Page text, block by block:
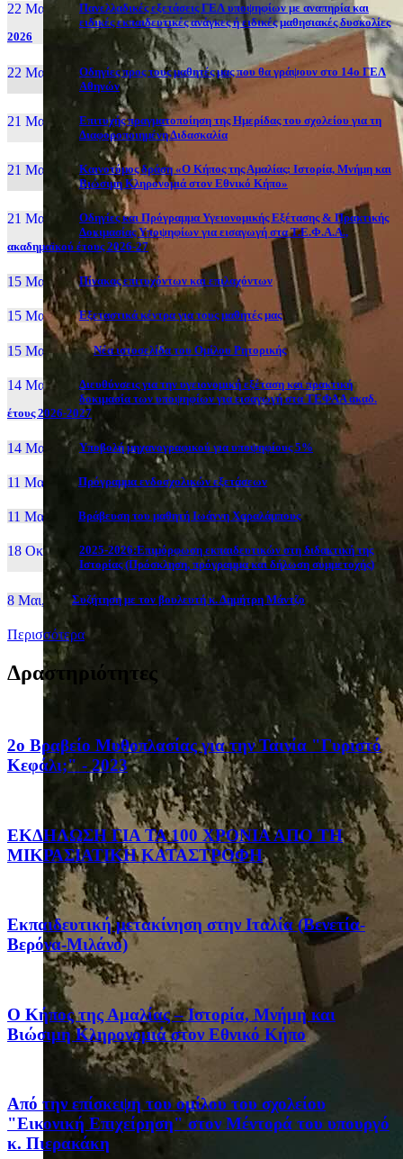
22 Μαι, 26
Πανελλαδικές εξετάσεις ΓΕΛ υποψηφίων με αναπηρία και
ειδικές εκπαιδευτικές ανάγκες ή ειδικές μαθησιακές δυσκολίες
2026
22 Μαι, 26
Οδηγίες προς τους μαθητές μας που θα γράψουν στο 14ο ΓΕΛ
Αθηνών
21 Μαι, 26
Επιτυχής πραγματοποίηση της Ημερίδας του σχολείου για τη
Διαφοροποιημένη Διδασκαλία
21 Μαι, 26
Καινοτόμος δράση «Ο Κήπος της Αμαλίας: Ιστορία, Μνήμη και
Βιώσιμη Κληρονομιά στον Εθνικό Κήπο»
21 Μαι, 26
Οδηγίες και Πρόγραμμα Υγειονομικής Εξέτασης & Πρακτικής
Δοκιμασίας Υποψηφίων για εισαγωγή στα Τ.Ε.Φ.Α.Α.,
ακαδημαϊκού έτους 2026-27
15 Μαι, 26 Πίνακας επιτυχόντων και επιλαχόντων
15 Μαι, 26 Εξεταστικά κέντρα για τους μαθητές μας
15 Μαι, 2026 Νέα ιστοσελίδα του Ομίλου Ρητορικής
14 Μαι, 26
Διευθύνσεις για την υγειονομική εξέταση και πρακτική
δοκιμασία των υποψηφίων για εισαγωγή στα ΤΕΦΑΑ ακαδ.
έτους 2026-2027
14 Μαι, 26 Yποβολή μηχανογραφικού για υποψηφίους 5%
11 Μαι, 26 Πρόγραμμα ενδοσχολικών εξετάσεων
11 Μαι, 26 Βράβευση του μαθητή Ιωάννη Χαραλάμπους
18 Οκτ, 25
2025-2026:Επιμόρφωση εκπαιδευτικών στη διδακτική της
Ιστορίας (Πρόσκληση, πρόγραμμα και δήλωση συμμετοχής)
8 Μαι, 26 Συζήτηση με τον βουλευτή κ. Δημήτρη Μάντζο
Περισσότερα
Δραστηριότητες
2ο Βραβείο Μυθοπλασίας για την Ταινία "Γυριστό
Κεφάλι;" - 2023
ΕΚΔΗΛΩΣΗ ΓΙΑ ΤΑ 100 ΧΡΟΝΙΑ ΑΠΟ ΤΗ
ΜΙΚΡΑΣΙΑΤΙΚΗ ΚΑΤΑΣΤΡΟΦΗ
Eκπαιδευτική μετακίνηση στην Ιταλία (Βενετία-
Βερόνα-Μιλάνο)
Ο Κήπος της Αμαλίας – Ιστορία, Μνήμη και
Βιώσιμη Κληρονομιά στον Εθνικό Κήπο
Από την επίσκεψη του ομίλου του σχολείου
"Εικονική Επιχείρηση" στον Μέντορά του υπουργό
κ. Πιερακάκη